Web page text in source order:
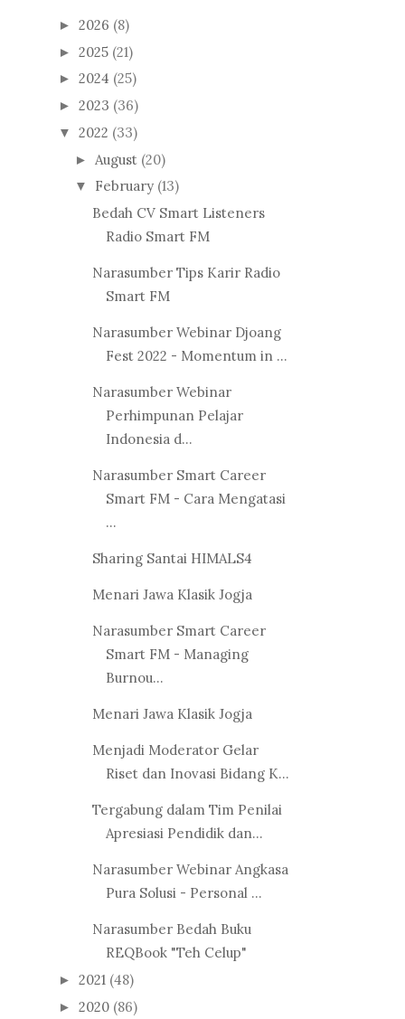
► 2026 (8)
► 2025 (21)
► 2024 (25)
► 2023 (36)
▼ 2022 (33)
► August (20)
▼ February (13)
Bedah CV Smart Listeners
Radio Smart FM
Narasumber Tips Karir Radio
Smart FM
Narasumber Webinar Djoang
Fest 2022 - Momentum in ...
Narasumber Webinar
Perhimpunan Pelajar
Indonesia d...
Narasumber Smart Career
Smart FM - Cara Mengatasi
...
Sharing Santai HIMALS4
Menari Jawa Klasik Jogja
Narasumber Smart Career
Smart FM - Managing
Burnou...
Menari Jawa Klasik Jogja
Menjadi Moderator Gelar
Riset dan Inovasi Bidang K...
Tergabung dalam Tim Penilai
Apresiasi Pendidik dan...
Narasumber Webinar Angkasa
Pura Solusi - Personal ...
Narasumber Bedah Buku
REQBook "Teh Celup"
► 2021 (48)
► 2020 (86)